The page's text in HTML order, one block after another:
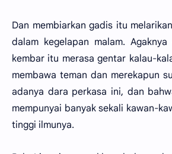
Dan membiarkan gadis itu
dalam kegelapan malam.
kembar itu merasa gentar kalau-
membawa teman dan merekapun
adanya dara perkasa ini, dan
mempunyai banyak sekali kawan-
tinggi ilmunya.